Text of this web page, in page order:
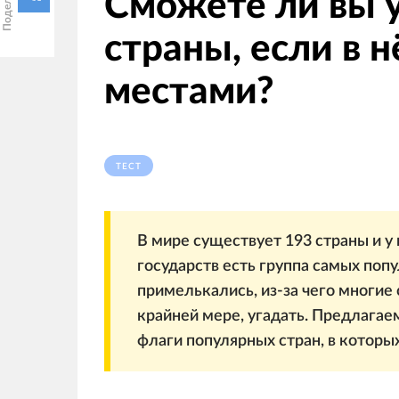
страны, если в
местами?
ТЕСТ
В мире существует 193 страны и
государств есть группа самых
примелькались, из-за чего многие
крайней мере, угадать.
флаги популярных стран, в